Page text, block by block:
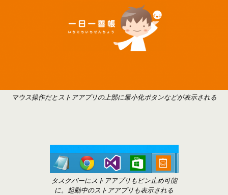
マウス操作だとストアアプリの上部に最小化ボタンなどが表示される
タスクバーにストアアプリもピン止め可能
に。起動中のストアアプリも表示される